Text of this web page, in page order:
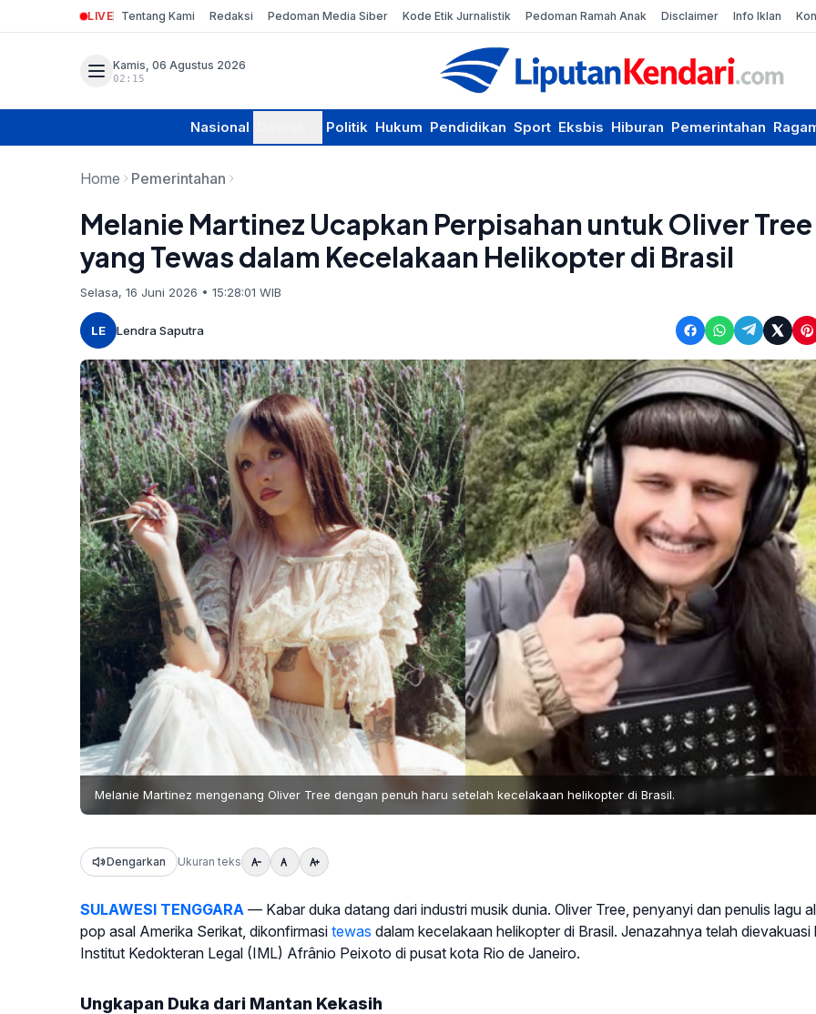
LIVE Tentang Kami Redaksi Pedoman Media Siber Kode Etik Jurnalistik Pedoman Ramah Anak Disclaimer Info Iklan
Kamis, 06 Agustus 2026
02:15
Nasional Politik Hukum Pendidikan Sport Eksbis Hiburan Pemerintahan
Home Pemerintahan
Melanie Martinez Ucapkan Perpisahan untuk Oliver Tree
yang Tewas dalam Kecelakaan Helikopter di Brasil
Selasa, 16 Juni 2026 • 15:28:01 WIB
LE Lendra Saputra
Melanie Martinez mengenang Oliver Tree dengan penuh haru setelah kecelakaan helikopter di Brasil.
Dengarkan Ukuran teks
SULAWESI TENGGARA — Kabar duka datang dari industri musik dunia. Oliver Tree, penyanyi dan penulis lagu
pop asal Amerika Serikat, dikonfirmasi tewas dalam kecelakaan helikopter di Brasil. Jenazahnya telah dievakuasi
Institut Kedokteran Legal (IML) Afrânio Peixoto di pusat kota Rio de Janeiro.
Ungkapan Duka dari Mantan Kekasih